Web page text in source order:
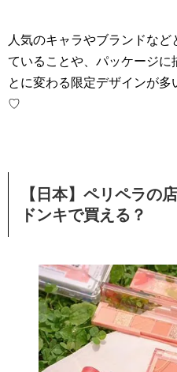
人気のキャラやブランドな
ていることや、パッケージ
とに変わる限定デザインが
♡
【日本】ペリペラの
ドンキで買える？